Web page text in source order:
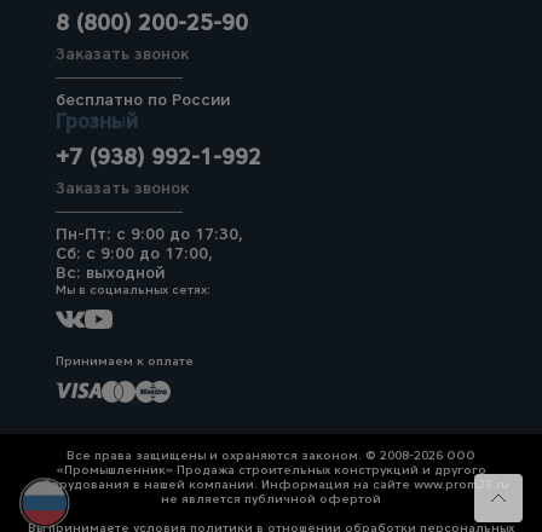
8 (800) 200-25-90
Заказать звонок
бесплатно по России
Грозный
+7 (938) 992-1-992
Заказать звонок
Пн-Пт: с 9:00 до 17:30,
Сб: с 9:00 до 17:00,
Вс: выходной
Мы в социальных сетях:
Принимаем к оплате
Все права защищены и охраняются законом. © 2008-2026 ООО
«Промышленник» Продажа строительных конструкций и другого
оборудования в нашей компании. Информация на сайте www.prom23.ru
не является публичной офертой
Вы принимаете условия политики в отношении обработки персональных